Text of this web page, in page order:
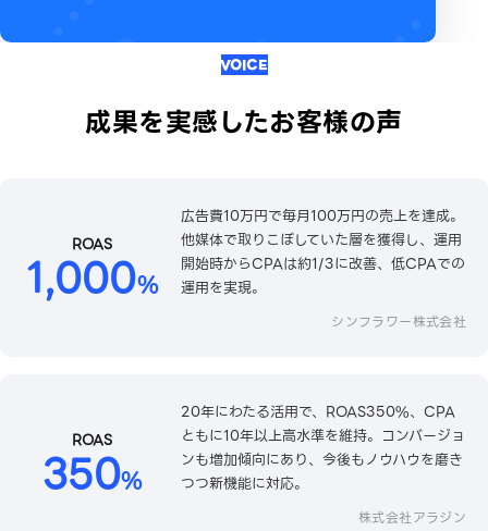
VOICE
成果を実感したお客様の声
ROAS
1,000%
広告費10万円で毎月100万円の売上を達成。
他媒体で取りこぼしていた層を獲得し、運用
開始時からCPAは約1/3に改善、低CPAでの
運用を実現。
シンフラワー株式会社
ROAS
350%
20年にわたる活用で、ROAS350%、CPA
ともに10年以上高水準を維持。コンバージョ
ンも増加傾向にあり、今後もノウハウを磨き
つつ新機能に対応。
株式会社アラジン